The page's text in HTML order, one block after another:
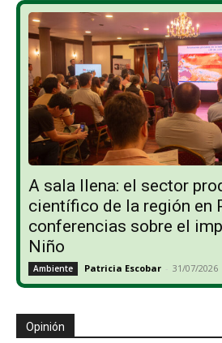
A sala llena: el sector
científico de la región en
conferencias sobre el
Niño
Ambiente Patricia Escobar - 31/07/2026
Opinión